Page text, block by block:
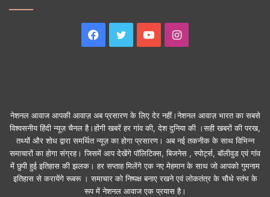
Facebook
Twitter YouTubeInstagram
नेशनल आवाज आपकी आवाज़ अब प्रसारण के लिए देर नहीं।नेशनल आवाज़ भारत का सबसे
विश्वसनीय हिंदी न्यूज़ चैनल है।होंगी खबरें हर गांव की, देश दुनिया की ।सही खबरों की परख,
तथ्यों और शोध द्वारा समर्थित न्यूज़ का होगा प्रसारण। अब नई तकनीक के साथ विभिन्न
समाचारों का होगा संग्रह। जिसमें आप देखेंगे पॉलिटिक्स, बिजनेस , स्पोर्ट्स, बॉलीवुड एवं गांव
में छुपी हुई इतिहास की झलक। हर सप्ताह मिलेंगे एक नए मेहमान के साथ जो आपको गुमनाम
इतिहास से करायेंगे रूबरू । समाचार को निष्पक्ष बनाए रखने एवं लोकतंत्र के चौथे स्तंभ के
रूप में नेशनल आवाज एक प्रयास है।